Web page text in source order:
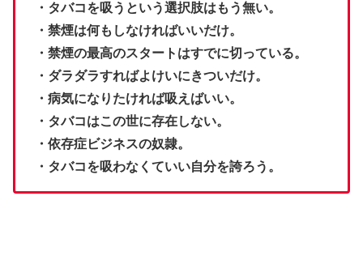
・タバコを吸うという選択肢はもう無い。
・禁煙は何もしなければいいだけ。
・禁煙の最高のスタートはすでに切っている。
・ダラダラすればよけいにきついだけ。
・病気になりたければ吸えばいい。
・タバコはこの世に存在しない。
・依存症ビジネスの奴隷。
・タバコを吸わなくていい自分を誇ろう。